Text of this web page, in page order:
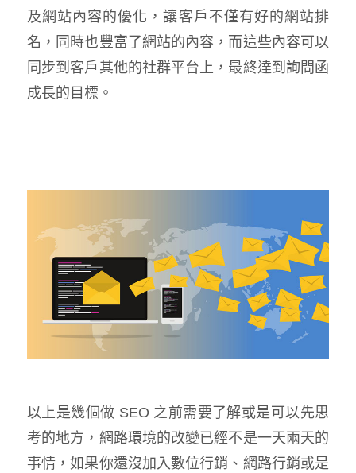
及網站內容的優化，讓客戶不僅有好的網站排
名，同時也豐富了網站的內容，而這些內容可以
同步到客戶其他的社群平台上，最終達到詢問函
成長的目標。
以上是幾個做 SEO 之前需要了解或是可以先思
考的地方，網路環境的改變已經不是一天兩天的
事情，如果你還沒加入數位行銷、網路行銷或是